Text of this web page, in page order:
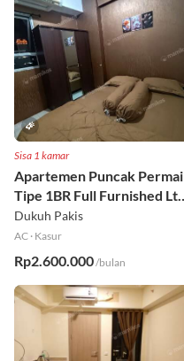
Sisa 1 kamar
Apartemen Puncak Permai
Tipe 1BR Full Furnished Lt
18
Dukuh Pakis
AC · Kasur
Rp2.600.000/bulan